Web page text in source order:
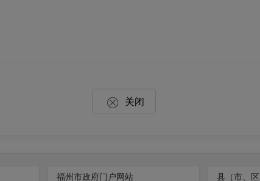
关闭
福州市政府门户网站 县（市、